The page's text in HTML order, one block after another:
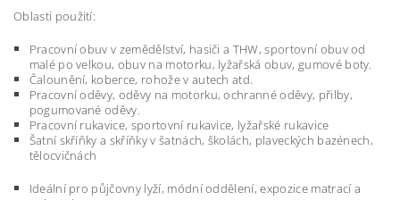
Oblasti použití:
Pracovní obuv v zemědělství, hasiči a THW, sportovní obuv od
malé po velkou, obuv na motorku, lyžařská obuv, gumové boty.
Čalounění, koberce, rohože v autech atd.
Pracovní oděvy, oděvy na motorku, ochranné oděvy, přilby,
pogumované oděvy.
Pracovní rukavice, sportovní rukavice, lyžařské rukavice
Šatní skříňky a skříňky v šatnách, školách, plaveckých bazénech,
tělocvičnách
Ideální pro půjčovny lyží, módní oddělení, expozice matrací a